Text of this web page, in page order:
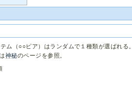
ム（○○ピア）はランダムで１種類が選ばれる。
神秘のページを参照。